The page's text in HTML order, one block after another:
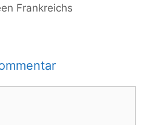
Frankreichs